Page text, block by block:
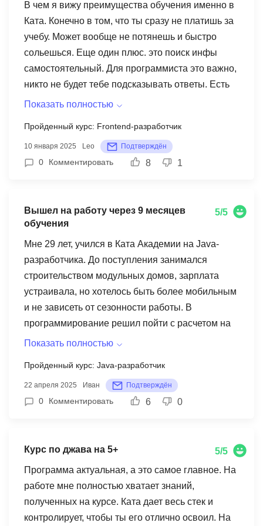
трудоустройство с зп от 100к – и ты к этой цели
идешь, то есть у тебя есть понимание, зачем ты
учишься, когда и какой результат ты получишь.
Это очень помогает планомерно двигаться
вперед. Рад, что нашел этот путь, спасибо
академии.
В чем я вижу преимущества обучения именно в
Ката. Конечно в том, что ты сразу не платишь за
учебу. Может вообще не потянешь и быстро
сольешься. Еще один плюс. это поиск инфы
самостоятельный. Для программиста это важно,
никто не будет тебе подсказывать ответы. Есть
ментор, в конце-концов, он может что-то
что важно -подготовка к собеседованиям.
Многие сливаются именно тогда, когда уже надо
устраиваться. Потому что тупо не могут себя
большинство очень быстро.
Показать полностью
Пройденный курс: Frontend-разработчик
10 января 2025 Leo Подтверждён
0 Комментировать 8 1
Вышел на работу через 9 месяцев
обучения
5/5
Мне 29 лет, учился в Ката Академии на Java-
разработчика. До поступления занимался
строительством модульных домов, зарплата
устраивала, но хотелось быть более мобильным
и не зависеть от сезонности работы. В
программирование решил пойти с расчетом на
удаленную работу. В Ката меня предупредили,
Москву или в Питер. Я решил, что сделаю так, а
потом потом как-нибудь договорюсь об удаленке
с начальством. В итоге у меня получилось сразу
неделю хожу в горы, раньше это было мечтой.
Курс по джава в Ката рекомендую всем, можно
поступать с нуля, можно уже с опытом, в любом
случае результат будет. Я сам до учебы
пробовал кодить, чтобы понять, как оно мне
Показать полностью
Пройденный курс: Java-разработчик
22 апреля 2025 Иван Подтверждён
0 Комментировать 6 0
Курс по джава на 5+
5/5
Программа актуальная, а это самое главное. На
работе мне полностью хватает знаний,
полученных на курсе. Ката дает весь стек и
контролирует, чтобы ты его отлично освоил. На